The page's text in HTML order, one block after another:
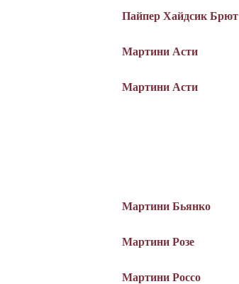
Пайпер Хайдсик Брют
Мартини Асти
Мартини Асти
Мартини Бьянко
Мартини Розе
Мартини Россо